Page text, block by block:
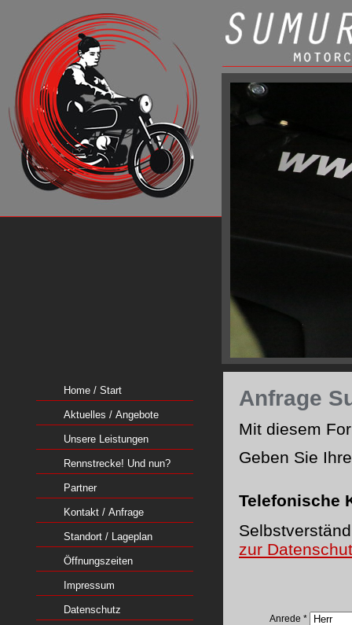
Home / Start
Aktuelles / Angebote
Unsere Leistungen
Rennstrecke! Und nun?
Partner
Kontakt / Anfrage
Standort / Lageplan
Öffnungszeiten
Impressum
Datenschutz
Anfrage
Mit diesem
Geben Sie
Telefonische
zur
Anrede *